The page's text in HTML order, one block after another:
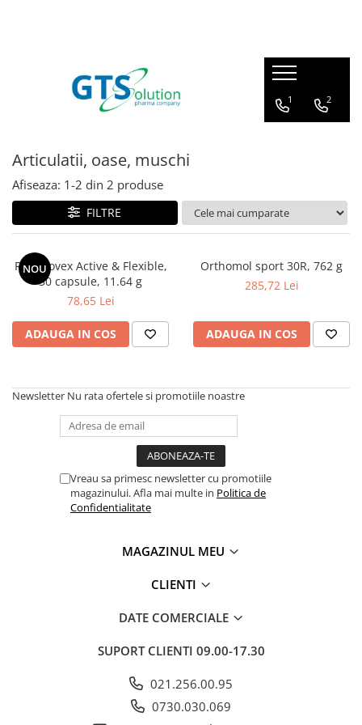
Seturi ingrijire
Protectie solara
Serum pentru fata
Creme de ochi
Creme de fata
Ingrijire corp - fermitate
Masti pentru fata
Cosmetice barbati
Articulatii, oase, muschi
Imunitate, raceala si gripa
Sanatatea familiei
Calitatea vietii
1 2
Articulatii, oase, muschi
Afiseaza: 1-2 din 2 produse
FILTRE
NOU
Regenovex Active & Flexible,
30 capsule, 11.64 g
78,65 Lei
ADAUGA IN COS
Orthomol sport 30R, 762 g
285,72 Lei
ADAUGA IN COS
Newsletter Nu rata ofertele si promotiile noastre
Vreau sa primesc newsletter cu promotiile
magazinului. Afla mai multe in Politica de
Confidentialitate
MAGAZINUL MEU
CLIENTI
DATE COMERCIALE
SUPORT CLIENTI 09.00-17.30
021.256.00.95
0730.030.069